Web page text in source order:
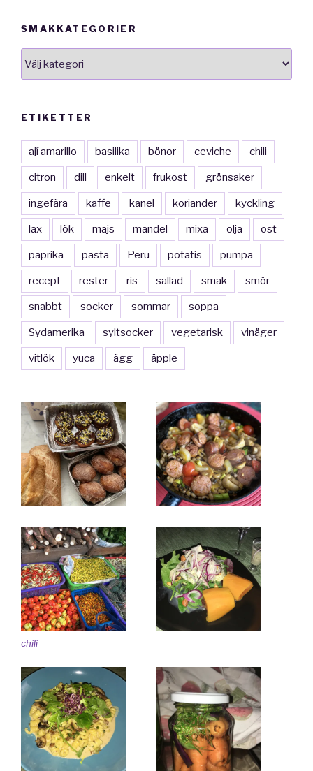
SMAKKATEGORIER
ETIKETTER
ají amarillo basilika bönor ceviche chili
citron dill enkelt frukost grönsaker
ingefära kaffe kanel koriander kyckling
lax lök majs mandel mixa olja ost
paprika pasta Peru potatis pumpa
recept rester ris sallad smak smör
snabbt socker sommar soppa
Sydamerika syltsocker vegetarisk vinäger
vitlök yuca ägg äpple
chili